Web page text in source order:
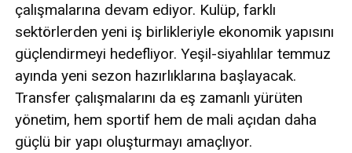
çalışmalarına devam ediyor. Kulüp, farklı
sektörlerden yeni iş birlikleriyle ekonomik yapısını
güçlendirmeyi hedefliyor. Yeşil-siyahlılar temmuz
ayında yeni sezon hazırlıklarına başlayacak.
Transfer çalışmalarını da eş zamanlı yürüten
yönetim, hem sportif hem de mali açıdan daha
güçlü bir yapı oluşturmayı amaçlıyor.